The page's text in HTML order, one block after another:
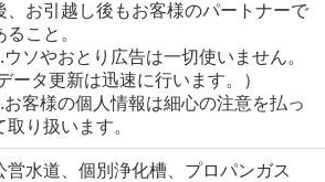
、お引越し後もお客様のパートナーで
ること。
ウソやおとり広告は一切使いません。
ータ更新は迅速に行います。）
お客様の個人情報は細心の注意を払っ
取り扱います。
営水道、個別浄化槽、プロパンガス